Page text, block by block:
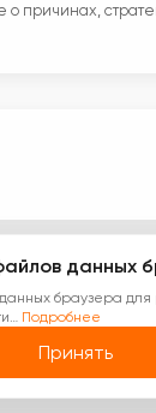
о причинах,
данных
браузера для
… Подробнее
Принять